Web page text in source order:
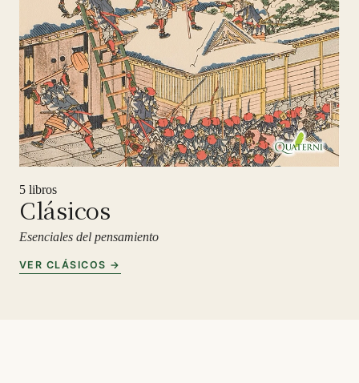
5 libros
Clásicos
Esenciales del pensamiento
VER CLÁSICOS →